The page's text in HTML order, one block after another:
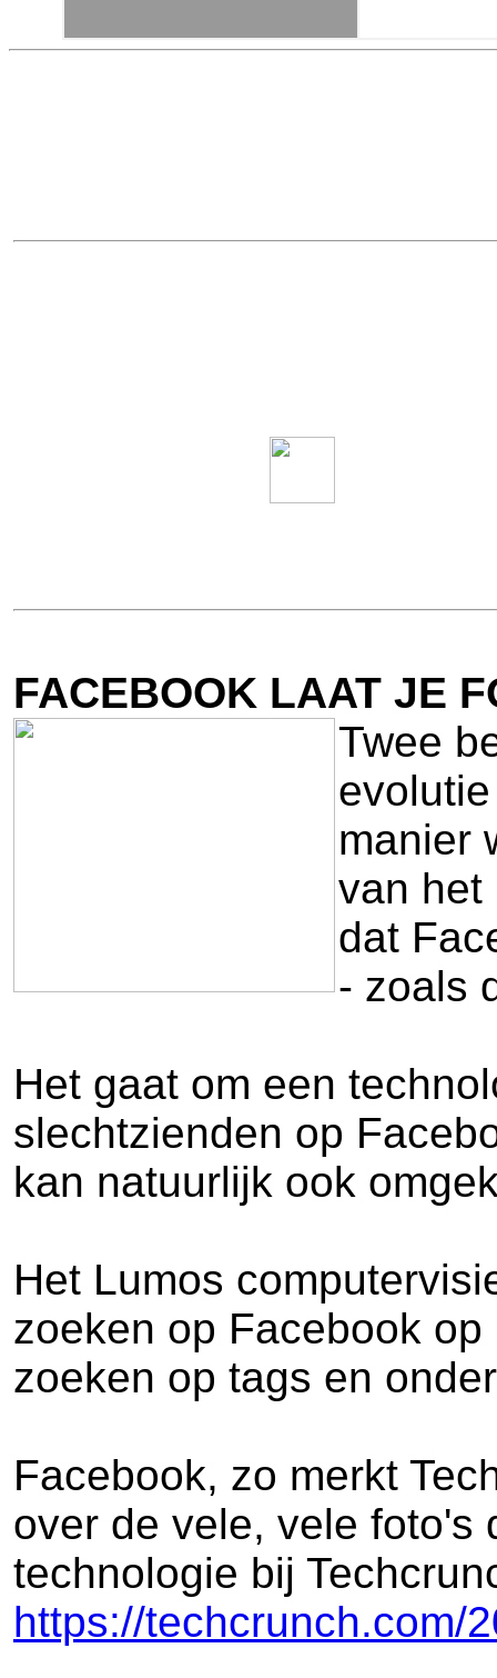
FACEBOOK LAAT JE
Twee
manier
van het
dat
- zoals
Het gaat om een
slechtzienden op
kan natuurlijk ook
Het Lumos
zoeken op Facebook
zoeken op tags en
Facebook, zo merkt
over de vele, vele foto's
technologie bij
https://techcrunch.com/